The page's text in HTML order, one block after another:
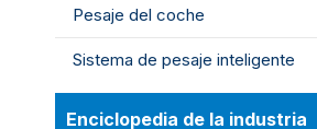
Pesaje del coche
Sistema de pesaje inteligente
Enciclopedia de la industria